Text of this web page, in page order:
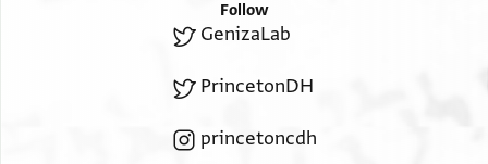
Follow
GenizaLab
PrincetonDH
princetoncdh